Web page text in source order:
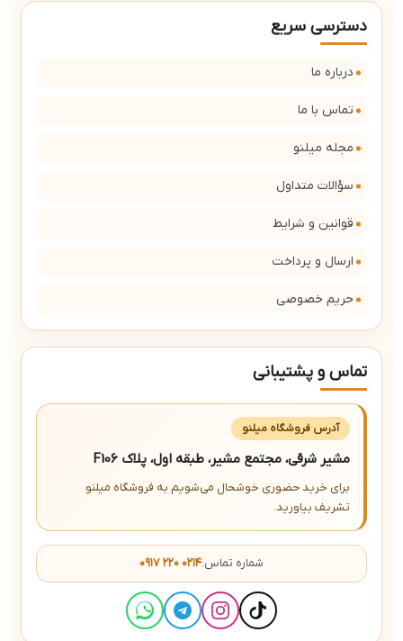
دسترسی سریع
درباره ما
تماس با ما
مجله میلنو
سؤالات متداول
قوانین و شرایط
ارسال و پرداخت
حریم خصوصی
تماس و پشتیبانی
آدرس فروشگاه میلنو
مشیر شرقی، مجتمع مشیر، طبقه اول، پلاک F106
برای خرید حضوری خوشحال می‌شویم به فروشگاه میلنو
تشریف بیاورید.
شماره تماس:۰۹۱۷ ۲۲۰ ۰۲۱۴